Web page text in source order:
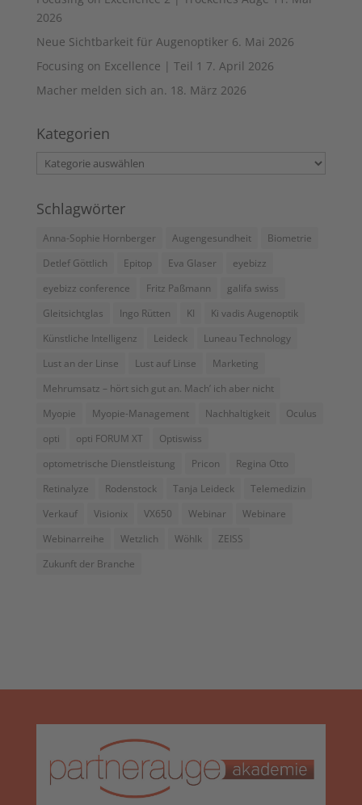
2026
Neue Sichtbarkeit für Augenoptiker 6. Mai 2026
Focusing on Excellence | Teil 1 7. April 2026
Macher melden sich an. 18. März 2026
Kategorien
Kategorien
Schlagwörter
Anna-Sophie Hornberger Augengesundheit
Biometrie
Detlef Göttlich
Epitop Eva Glaser
eyebizz
eyebizz conference
Fritz Paßmann
galifa swiss
Gleitsichtglas
Ingo Rütten KI
Ki vadis Augenoptik
Künstliche Intelligenz
Leideck
Luneau Technology
Lust an der Linse
Lust auf Linse
Marketing
Mehrumsatz – hört sich gut an. Mach’ ich aber nicht
Myopie
Myopie-Management Nachhaltigkeit
Oculus
opti
opti FORUM XT
Optiswiss
optometrische Dienstleistung
Pricon
Regina Otto
Retinalyze
Rodenstock Tanja Leideck
Telemedizin
Verkauf
Visionix VX650 Webinar
Webinare
Webinarreihe
Wetzlich Wöhlk
ZEISS
Zukunft der Branche